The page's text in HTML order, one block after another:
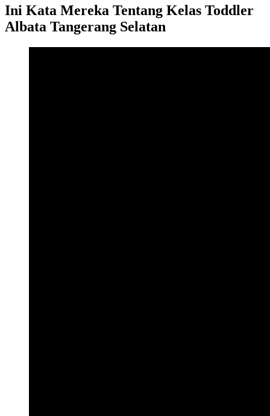
Ini Kata Mereka Tentang Kelas Toddler
Albata Tangerang Selatan